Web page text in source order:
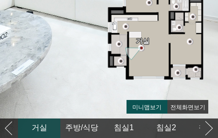
미니맵보기 전체화면보기
거실
거실 주방/식당 침실1 침실2 침실3